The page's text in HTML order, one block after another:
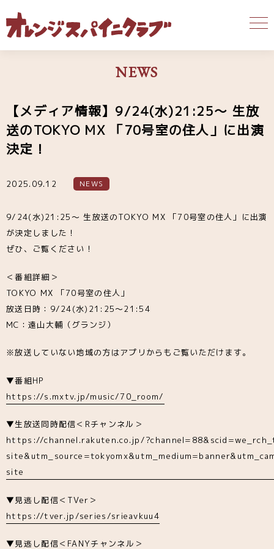
NEWS
【メディア情報】9/24(水)21:25〜 生放
送のTOKYO MX 「70号室の住人」に出演
決定！
2025.09.12 NEWS
9/24(水)21:25〜 生放送のTOKYO MX 「70号室の住人」に出演
が決定しました！
ぜひ、ご覧ください！
＜番組詳細＞
TOKYO MX 「70号室の住人」
放送日時：9/24(水)21:25〜21:54
MC：遠山大輔（グランジ）
※放送していない地域の方はアプリからもご覧いただけます。
▼番組HP
https://s.mxtv.jp/music/70_room/
▼生放送同時配信＜Rチャンネル＞
https://channel.rakuten.co.jp/
site
▼見逃し配信＜TVer＞
https://tver.jp/series/srieavkuu4
▼見逃し配信＜FANYチャンネル＞